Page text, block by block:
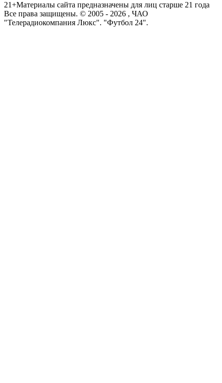
21+Материалы сайта предназначены для лиц старше 21 года
Все права защищены. © 2005 - 2026 , ЧАО
"Телерадиокомпания Люкс". "Футбол 24".